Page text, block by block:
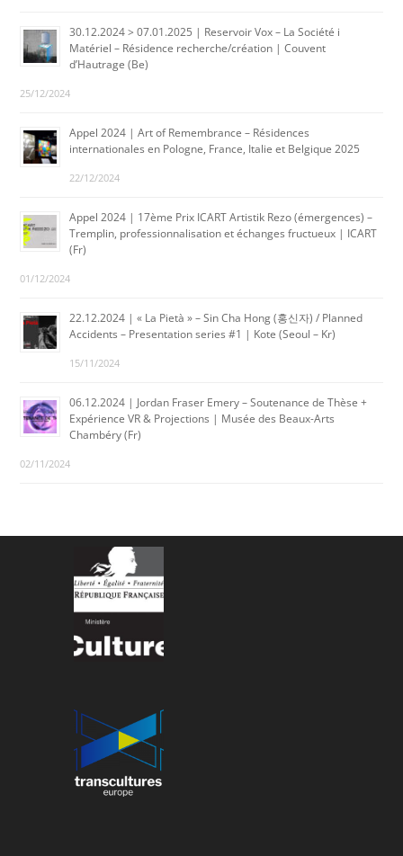
30.12.2024 > 07.01.2025 | Reservoir Vox – La Société i
Matériel – Résidence recherche/création | Couvent
d’Hautrage (Be)
25/12/2024
Appel 2024 | Art of Remembrance – Résidences
internationales en Pologne, France, Italie et Belgique 2025
22/12/2024
Appel 2024 | 17ème Prix ICART Artistik Rezo (émergences) –
Tremplin, professionnalisation et échanges fructueux | ICART
(Fr)
01/12/2024
22.12.2024 | « La Pietà » – Sin Cha Hong (홍신자) / Planned
Accidents – Presentation series #1 | Kote (Seoul – Kr)
15/11/2024
06.12.2024 | Jordan Fraser Emery – Soutenance de Thèse +
Expérience VR & Projections | Musée des Beaux-Arts
Chambéry (Fr)
02/11/2024